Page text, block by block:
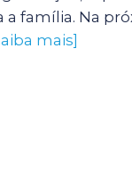
a família. Na
mais]